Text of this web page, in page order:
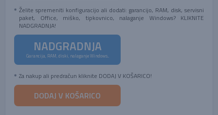
Želite spremeniti konfiguracijo ali dodati: garancijo, RAM, disk, servisni
paket, Office, miško, tipkovnico, nalaganje Windows? KLIKNITE
NADGRADNJA!
NADGRADNJA
Garancija, RAM, diski, nalaganje Windows...
Za nakup ali predračun kliknite DODAJ V KOŠARICO!
DODAJ V KOŠARICO